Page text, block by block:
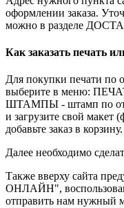
оформлении заказа.
можно в разделе
Как заказать печать
Для покупки печати по
выберите в меню:
ШТАМПЫ - штамп по
и загрузите свой макет
добавьте заказ в корзину.
Далее необходимо
Также вверху сайта
ОНЛАЙН",
отправить нам нужный